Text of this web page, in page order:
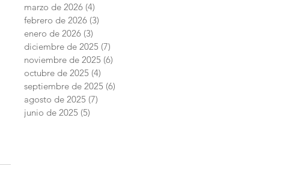
marzo de 2026 (4)
febrero de 2026 (3)
enero de 2026 (3)
diciembre de 2025 (7)
noviembre de 2025 (6)
octubre de 2025 (4)
septiembre de 2025 (6)
agosto de 2025 (7)
junio de 2025 (5)